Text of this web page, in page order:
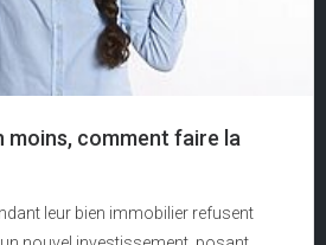
moins, comment faire la
leur bien immobilier refusent